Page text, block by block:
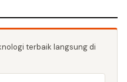
terbaik langsung di